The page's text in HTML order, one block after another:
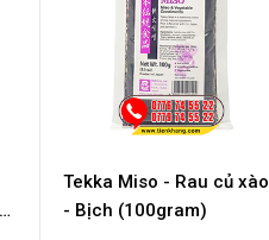
Tekka Miso - Rau củ xào
- Bịch (100gram)